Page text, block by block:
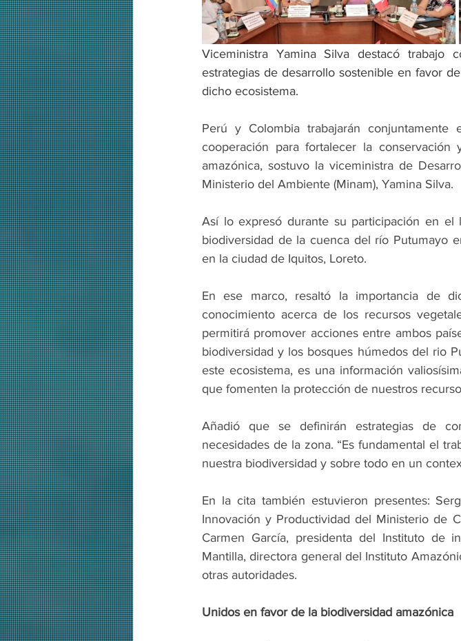
Viceministra Yamina Silva destacó trabajo
estrategias de desarrollo sostenible en favor
dicho ecosistema.
Perú y Colombia trabajarán
cooperación para fortalecer la
amazónica, sostuvo la viceministra de
Ministerio del Ambiente (Minam), Yamina Silva.
Así lo expresó durante su participación en el
biodiversidad de la cuenca del río Putumayo
en la ciudad de Iquitos, Loreto.
En ese marco, resaltó la importancia de
conocimiento acerca de los recursos
permitirá promover acciones entre ambos
biodiversidad y los bosques húmedos del rio
este ecosistema, es una información
que fomenten la protección de nuestros
Añadió que se definirán estrategias de
necesidades de la zona. “Es fundamental el
nuestra biodiversidad y sobre todo en un
En la cita también estuvieron presentes:
Innovación y Productividad del Ministerio de
Carmen García, presidenta del Instituto de
Mantilla, directora general del Instituto
otras autoridades.
Unidos en favor de la biodiversidad amazónica